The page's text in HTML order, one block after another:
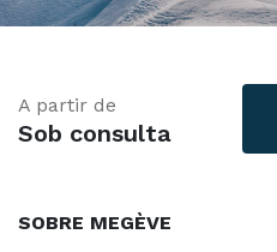
A partir de
Sob consulta
SOBRE MEGÈVE